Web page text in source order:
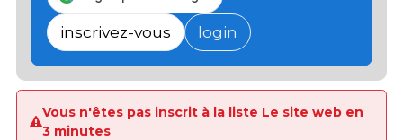
inscrivez-vous login
Vous n'êtes pas inscrit à la liste Le site web en
3 minutes